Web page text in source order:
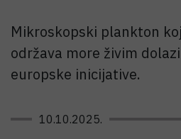
Mikroskopski plankton
održava more živim
europske inicijative.
10.10.2025.